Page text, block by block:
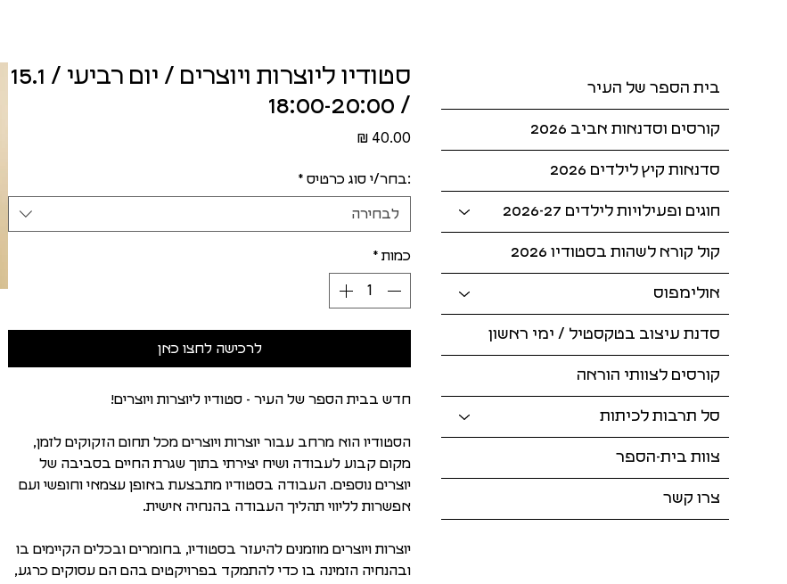
בית הספר של העיר
קורסים וסדנאות אביב 2026
סדנאות קיץ לילדים 2026
חוגים ופעילויות לילדים 2026-27
קול קורא לשהות בסטודיו 2026
אולימפוס
סדנת עיצוב בטקסטיל / ימי ראשון
קורסים לצוותי הוראה
סל תרבות לכיתות
צוות בית-הספר
צרו קשר
סטודיו ליוצרות ויוצרים / יום רביעי / 15.1
/ 18:00-20:00
‏40.00 ‏₪ מחיר
:בחר/י סוג כרטיס *
לבחירה
כמות *
לרכישה לחצו כאן
חדש בבית הספר של העיר - סטודיו ליוצרות ויוצרים!
הסטודיו הוא מרחב עבור יוצרות ויוצרים מכל תחום הזקוקים לזמן,
מקום קבוע לעבודה ושיח יצירתי בתוך שגרת החיים בסביבה של
יוצרים נוספים. העבודה בסטודיו מתבצעת באופן עצמאי וחופשי ועם
אפשרות לליווי תהליך העבודה בהנחיה אישית.
יוצרות ויוצרים מוזמנים להיעזר בסטודיו, בחומרים ובכלים הקיימים בו
ובהנחיה הזמינה בו כדי להתמקד בפרויקטים בהם הם עסוקים כרגע,